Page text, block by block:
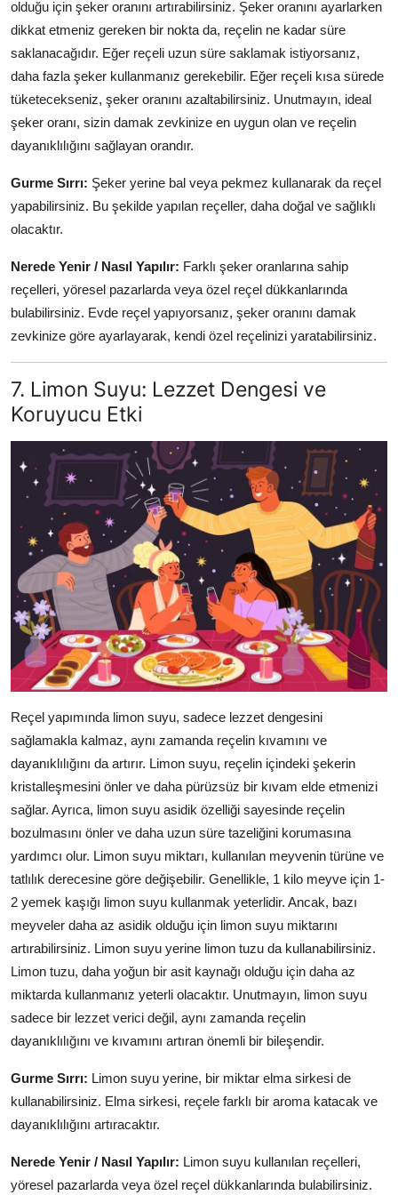
olduğu için şeker oranını artırabilirsiniz. Şeker oranını ayarlarken
dikkat etmeniz gereken bir nokta da, reçelin ne kadar süre
saklanacağıdır. Eğer reçeli uzun süre saklamak istiyorsanız,
daha fazla şeker kullanmanız gerekebilir. Eğer reçeli kısa sürede
tüketecekseniz, şeker oranını azaltabilirsiniz. Unutmayın, ideal
şeker oranı, sizin damak zevkinize en uygun olan ve reçelin
dayanıklılığını sağlayan orandır.
Gurme Sırrı: Şeker yerine bal veya pekmez kullanarak da reçel
yapabilirsiniz. Bu şekilde yapılan reçeller, daha doğal ve sağlıklı
olacaktır.
Nerede Yenir / Nasıl Yapılır: Farklı şeker oranlarına sahip
reçelleri, yöresel pazarlarda veya özel reçel dükkanlarında
bulabilirsiniz. Evde reçel yapıyorsanız, şeker oranını damak
zevkinize göre ayarlayarak, kendi özel reçelinizi yaratabilirsiniz.
7. Limon Suyu: Lezzet Dengesi ve
Koruyucu Etki
Reçel yapımında limon suyu, sadece lezzet dengesini
sağlamakla kalmaz, aynı zamanda reçelin kıvamını ve
dayanıklılığını da artırır. Limon suyu, reçelin içindeki şekerin
kristalleşmesini önler ve daha pürüzsüz bir kıvam elde etmenizi
sağlar. Ayrıca, limon suyu asidik özelliği sayesinde reçelin
bozulmasını önler ve daha uzun süre tazeliğini korumasına
yardımcı olur. Limon suyu miktarı, kullanılan meyvenin türüne ve
tatlılık derecesine göre değişebilir. Genellikle, 1 kilo meyve için 1-
2 yemek kaşığı limon suyu kullanmak yeterlidir. Ancak, bazı
meyveler daha az asidik olduğu için limon suyu miktarını
artırabilirsiniz. Limon suyu yerine limon tuzu da kullanabilirsiniz.
Limon tuzu, daha yoğun bir asit kaynağı olduğu için daha az
miktarda kullanmanız yeterli olacaktır. Unutmayın, limon suyu
sadece bir lezzet verici değil, aynı zamanda reçelin
dayanıklılığını ve kıvamını artıran önemli bir bileşendir.
Gurme Sırrı: Limon suyu yerine, bir miktar elma sirkesi de
kullanabilirsiniz. Elma sirkesi, reçele farklı bir aroma katacak ve
dayanıklılığını artıracaktır.
Nerede Yenir / Nasıl Yapılır: Limon suyu kullanılan reçelleri,
yöresel pazarlarda veya özel reçel dükkanlarında bulabilirsiniz.